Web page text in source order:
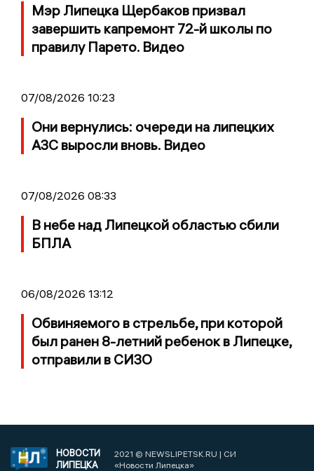
Мэр Липецка Щербаков призвал
завершить капремонт 72-й школы по
правилу Парето. Видео
07/08/2026 10:23
Они вернулись: очереди на липецких
АЗС выросли вновь. Видео
07/08/2026 08:33
В небе над Липецкой областью сбили
БПЛА
06/08/2026 13:12
Обвиняемого в стрельбе, при которой
был ранен 8-летний ребенок в Липецке,
отправили в СИЗО
НОВОСТИ
ЛИПЕЦКА
2021 © NEWSLIPETSK.RU | СИ
«Новости Липецка»